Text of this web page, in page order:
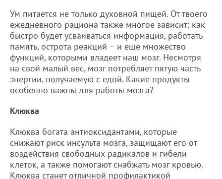
Ум питается не только духовной пищей. От твоего
ежедневного рациона также многое зависит: как
быстро будет усваиваться информация, работать
память, острота реакций – и еще множество
функций, которыми владеет наш мозг. Несмотря
на свой малый вес, мозг потребляет пятую часть
энергии, получаемую с едой. Какие продукты
особенно важны для работы мозга?
Клюква
Клюква богата антиоксидантами, которые
снижают риск инсульта мозга, защищают его от
воздействия свободных радикалов и гибели
клеток, а также помогают снабжать мозг кровью.
Клюква станет отличной профилактикой